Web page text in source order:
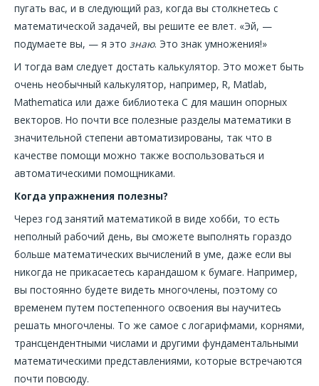
пугать вас, и в следующий раз, когда вы столкнетесь с
математической задачей, вы решите ее влет. «Эй, —
подумаете вы, — я это знаю. Это знак умножения!»
И тогда вам следует достать калькулятор. Это может быть
очень необычный калькулятор, например, R, Matlab,
Mathematica или даже библиотека C для машин опорных
векторов. Но почти все полезные разделы математики в
значительной степени автоматизированы, так что в
качестве помощи можно также воспользоваться и
автоматическими помощниками.
Когда упражнения полезны?
Через год занятий математикой в виде хобби, то есть
неполный рабочий день, вы сможете выполнять гораздо
больше математических вычислений в уме, даже если вы
никогда не прикасаетесь карандашом к бумаге. Например,
вы постоянно будете видеть многочлены, поэтому со
временем путем постепенного освоения вы научитесь
решать многочлены. То же самое с логарифмами, корнями,
трансцендентными числами и другими фундаментальными
математическими представлениями, которые встречаются
почти повсюду.